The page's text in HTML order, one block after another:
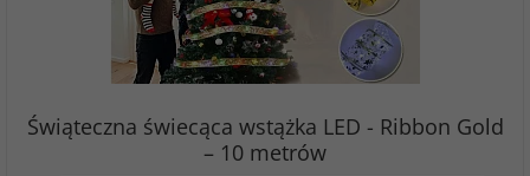
Świąteczna świecąca wstążka LED - Ribbon Gold
– 10 metrów